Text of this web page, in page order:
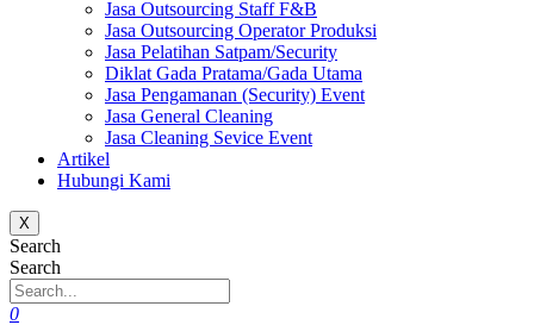
Jasa Outsourcing Staff F&B
Jasa Outsourcing Operator Produksi
Jasa Pelatihan Satpam/Security
Diklat Gada Pratama/Gada Utama
Jasa Pengamanan (Security) Event
Jasa General Cleaning
Jasa Cleaning Sevice Event
Artikel
Hubungi Kami
X
Search
Search
0